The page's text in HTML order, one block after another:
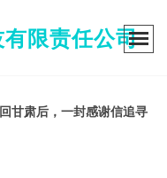
限责任公司
甘肃后，一封感谢信追寻